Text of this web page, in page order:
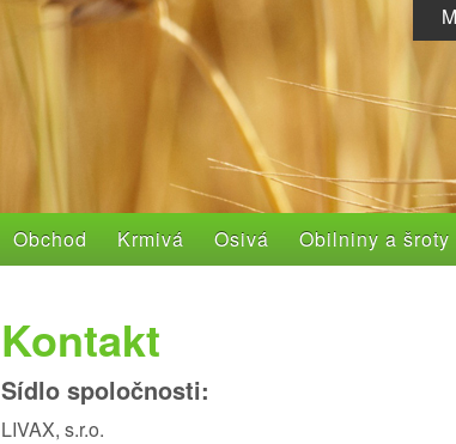
Obchod Krmivá Osivá Obilniny a šroty
Kontakt
Sídlo spoločnosti:
LIVAX, s.r.o.